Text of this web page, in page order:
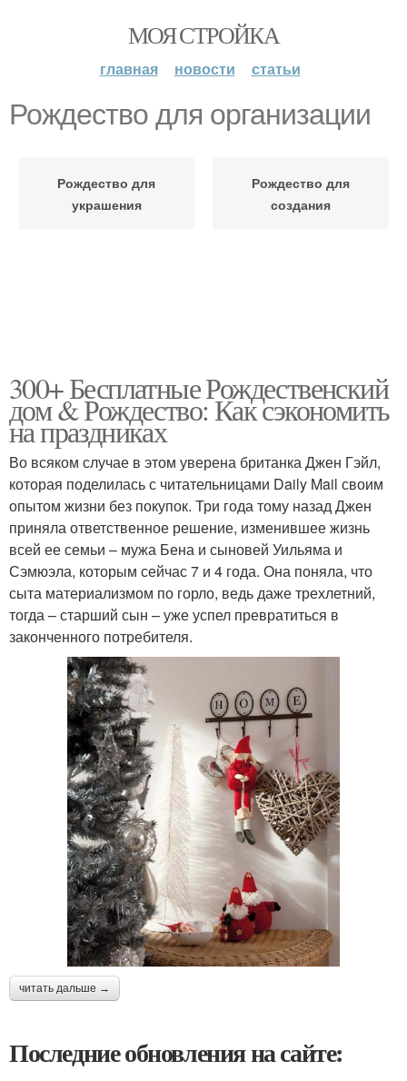
МОЯ СТРОЙКА
главная новости статьи
Рождество для организации
Рождество для
украшения
Рождество для
создания
300+ Бесплатные Рождественский
дом & Рождество: Как сэкономить
на праздниках
Во всяком случае в этом уверена британка Джен Гэйл,
которая поделилась с читательницами Daily Mail своим
опытом жизни без покупок. Три года тому назад Джен
приняла ответственное решение, изменившее жизнь
всей ее семьи – мужа Бена и сыновей Уильяма и
Сэмюэла, которым сейчас 7 и 4 года. Она поняла, что
сыта материализмом по горло, ведь даже трехлетний,
тогда – старший сын – уже успел превратиться в
законченного потребителя.
читать дальше →
Последние обновления на сайте: